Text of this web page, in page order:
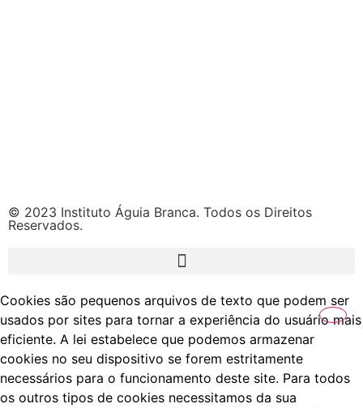
© 2023 Instituto Águia Branca. Todos os Direitos
Reservados.
Cookies são pequenos arquivos de texto que podem ser
usados por sites para tornar a experiência do usuário mais
eficiente. A lei estabelece que podemos armazenar
cookies no seu dispositivo se forem estritamente
necessários para o funcionamento deste site. Para todos
os outros tipos de cookies necessitamos da sua